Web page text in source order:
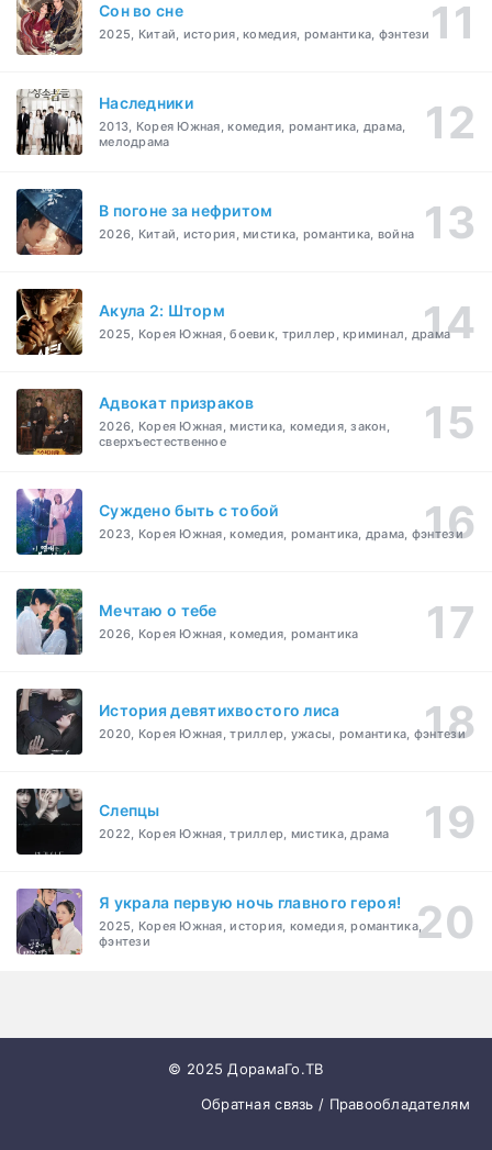
Cон во сне
2025, Китай, история, комедия, романтика, фэнтези
Наследники
2013, Корея Южная, комедия, романтика, драма,
мелодрама
В погоне за нефритом
2026, Китай, история, мистика, романтика, война
Акула 2: Шторм
2025, Корея Южная, боевик, триллер, криминал, драма
Адвокат призраков
2026, Корея Южная, мистика, комедия, закон,
сверхъестественное
Суждено быть с тобой
2023, Корея Южная, комедия, романтика, драма, фэнтези
Мечтаю о тебе
2026, Корея Южная, комедия, романтика
История девятихвостого лиса
2020, Корея Южная, триллер, ужасы, романтика, фэнтези
Слепцы
2022, Корея Южная, триллер, мистика, драма
Я украла первую ночь главного героя!
2025, Корея Южная, история, комедия, романтика,
фэнтези
© 2025 ДорамаГо.ТВ
Обратная связь / Правообладателям